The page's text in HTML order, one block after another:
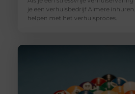
je een verhuisbedrijf Almere
helpen met het verhuisproces.